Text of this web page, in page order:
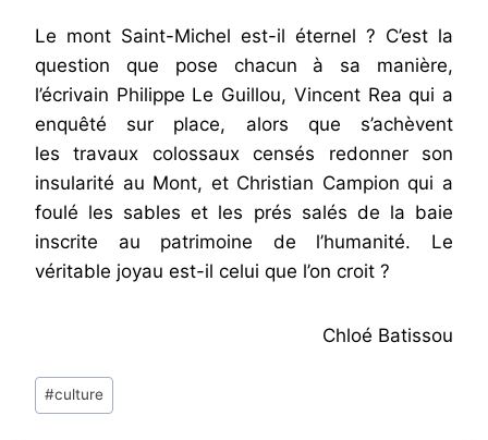
Le mont Saint-Michel est-il éternel ? C’est la
question que pose chacun à sa manière,
l’écrivain Philippe Le Guillou, Vincent Rea qui a
enquêté sur place, alors que s’achèvent
les travaux colossaux censés redonner son
insularité au Mont, et Christian Campion qui a
foulé les sables et les prés salés de la baie
inscrite au patrimoine de l’humanité. Le
véritable joyau est-il celui que l’on croit ?
Chloé Batissou
Post
Tags:
#culture